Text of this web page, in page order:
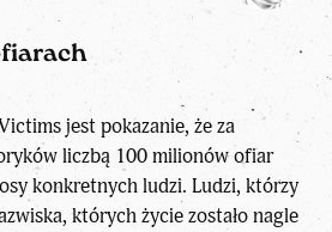
jest pokazanie, że za
liczbą 100 milionów ofiar
konkretnych ludzi. Ludzi, którzy
których życie zostało nagle